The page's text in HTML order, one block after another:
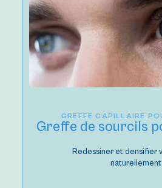
GREFFE CAPILLAIRE
Greffe de sourcils
Redessiner et densifier
naturellement